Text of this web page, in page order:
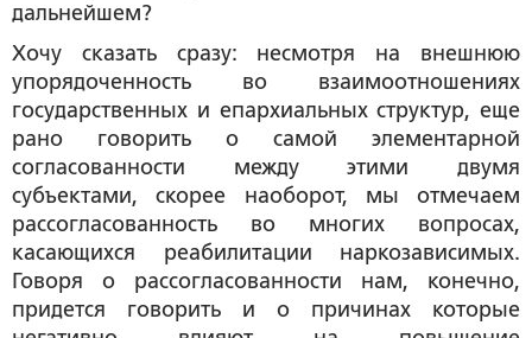
дальнейшем?
Хочу сказать сразу: несмотря на внешнюю
упорядоченность во взаимоотношениях
государственных и епархиальных структур, еще
рано говорить о самой элементарной
согласованности между этими двумя
субъектами, скорее наоборот, мы отмечаем
рассогласованность во многих вопросах,
касающихся реабилитации наркозависимых.
Говоря о рассогласованности нам, конечно,
придется говорить и о причинах которые